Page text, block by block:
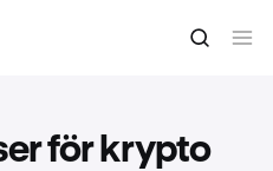
för krypto